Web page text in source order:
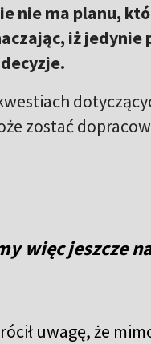
nie ma planu,
iż jedynie
zostać
więc jeszcze
uwagę, że